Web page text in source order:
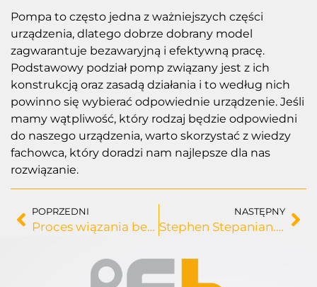
Pompa to często jedna z ważniejszych części
urządzenia, dlatego dobrze dobrany model
zagwarantuje bezawaryjną i efektywną pracę.
Podstawowy podział pomp związany jest z ich
konstrukcją oraz zasadą działania i to według nich
powinno się wybierać odpowiednie urządzenie. Jeśli
mamy wątpliwość, który rodzaj będzie odpowiedni
do naszego urządzenia, warto skorzystać z wiedzy
fachowca, który doradzi nam najlepsze dla nas
rozwiązanie.
POPRZEDNI
Proces wiązania betonu – jakie czynniki na niego wpływają?
NASTĘPNY
Stephen Stepanian. Kilka słów o wynalazcy betonomieszarki